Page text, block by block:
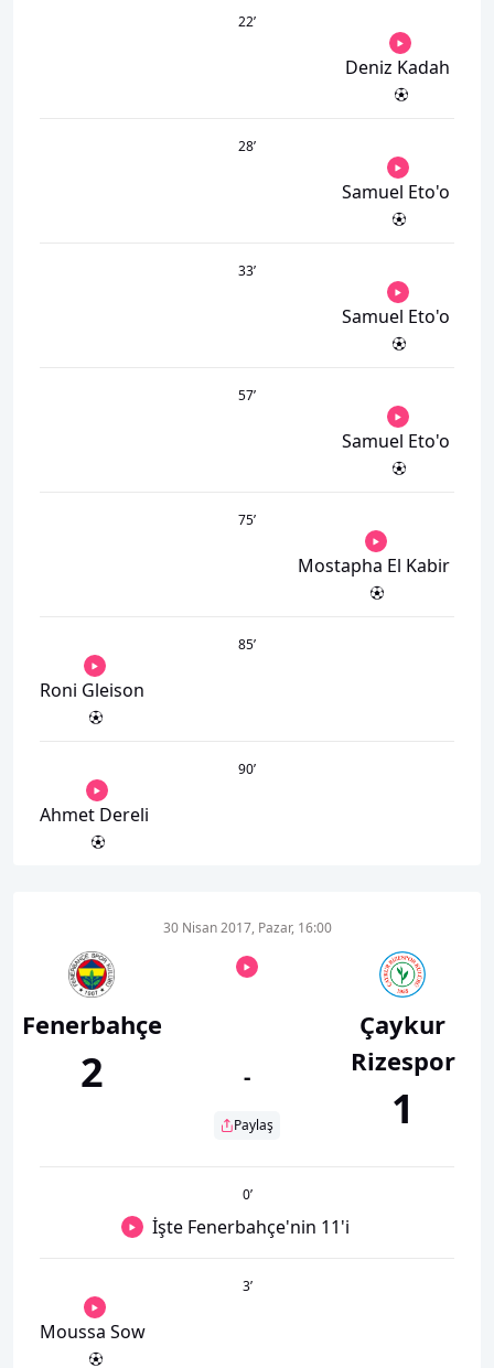
22’
Deniz Kadah
28’
Samuel Eto'o
33’
Samuel Eto'o
57’
Samuel Eto'o
75’
Mostapha El Kabir
85’
Roni Gleison
90’
Ahmet Dereli
Fenerbahçe
2
30 Nisan 2017, Pazar, 16:00
-
Paylaş
Çaykur
Rizespor
1
0’
İşte Fenerbahçe'nin 11'i
3’
Moussa Sow